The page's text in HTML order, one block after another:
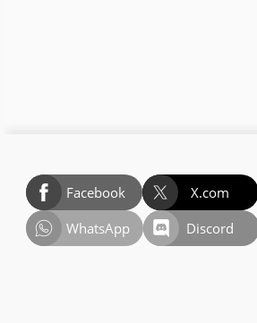
Facebook X.com
WhatsApp
Discord